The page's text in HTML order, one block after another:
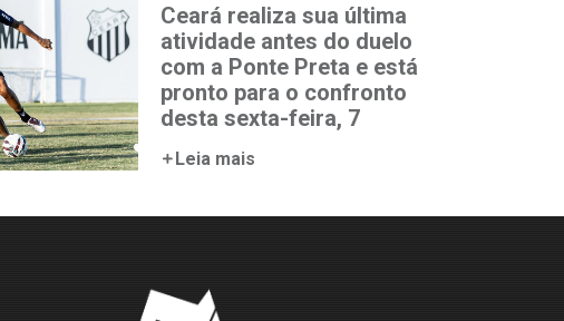
Ceará realiza sua última
atividade antes do duelo
com a Ponte Preta e está
pronto para o confronto
desta sexta-feira, 7
Leia mais